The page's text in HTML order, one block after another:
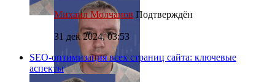
Михаил Молчанов Подтверждён
31 дек 2024, 03:53
SEO-оптимизация всех страниц сайта: ключевые
аспекты